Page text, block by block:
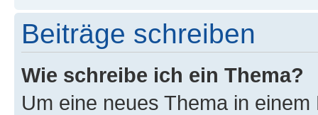
Beiträge schreiben
Wie schreibe ich ein Thema?
Um eine neues Thema in